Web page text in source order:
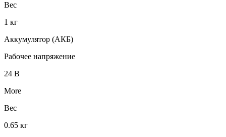
Вес
1 кг
Аккумулятор (АКБ)
Рабочее напряжение
24 В
More
Вес
0.65 кг